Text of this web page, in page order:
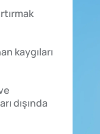
kaygıları
dışında